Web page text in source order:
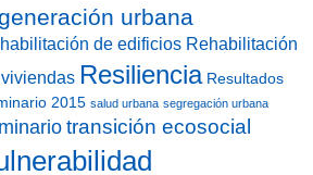
urbana
de edificios Rehabilitación
Resiliencia Resultados
2015 salud urbana segregación urbana
transición ecosocial